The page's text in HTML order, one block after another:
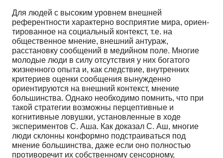
Для людей с высоким уровнем внешней
референтности характерно восприятие мира, ориен­
тированное на социальный контекст, т.е. на
общественное мнение, внешний антураж,
расстановку сообщений в медийном поле. Многие
молодые люди в силу отсутствия у них богатого
жизненного опыта и, как следствие, внутренних
критериев оценки сообщения вынужденно
ориентируются на внешний контекст, мнение
большинства. Однако необходимо помнить, что при
такой стратегии воз­можны перцептивные и
когнитивные ловушки, установленные в ходе
экспериментов С. Аша. Как доказал С. Аш, многие
люди склонны конформно подстраиваться под
мнение большинства, даже если оно полностью
противоречит их собственному сенсорному,